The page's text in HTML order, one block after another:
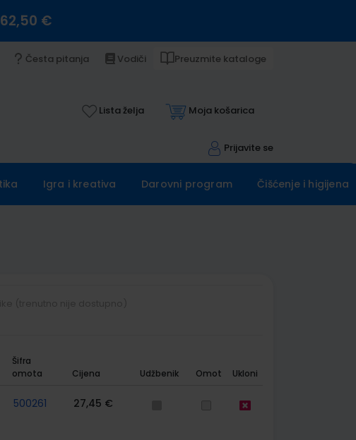
€
Česta pitanja Vodiči Preuzmite kataloge
Lista želja Moja košarica
Prijavite se
Igra i kreativa Darovni program Čišćenje i higijena
Šifra
omota
Cijena Udžbenik Omot Ukloni
500261 27,45 €